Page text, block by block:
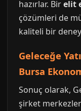
hazırlar. Birelit
çözümleri de
kaliteli bir
Geleceğe
Bursa
Sonuç olarak,
şirket